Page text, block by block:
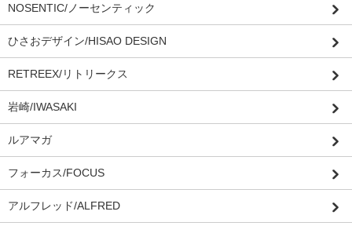
NOSENTIC/ノーセンティック
ひさおデザイン/HISAO DESIGN
RETREEX/リトリークス
岩崎/IWASAKI
ルアマガ
フォーカス/FOCUS
アルフレッド/ALFRED